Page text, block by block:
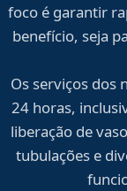
foco é garantir
benefício, seja
Os serviços dos
24 horas,
liberação de
tubulações e